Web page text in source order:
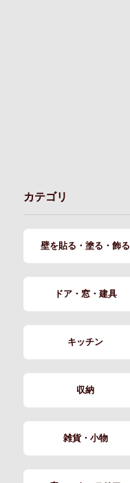
カテゴリ
壁を貼る・塗る・飾る
ドア・窓・建具
キッチン
収納
雑貨・小物